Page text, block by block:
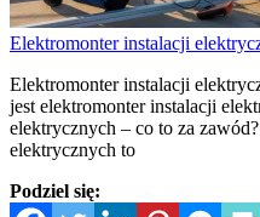
Elektromonter instalacji
Elektromonter instalacji
jest elektromonter instalacji
elektrycznych – co to za
elektrycznych to
Podziel się: